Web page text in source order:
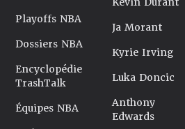
Playoffs NBA
Dossiers NBA
Encyclopédie
TrashTalk
Équipes NBA
Ja Morant
Kyrie Irving
Luka Doncic
Anthony
Edwards